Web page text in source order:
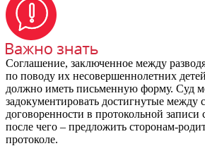
Соглашение, заключенное между
по поводу их несовершеннолетних
должно иметь письменную форму. Суд
задокументировать достигнутые между
договоренности в протокольной записи
после чего – предложить сторонам-
протоколе.